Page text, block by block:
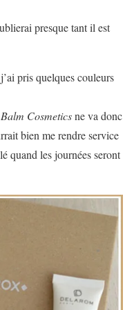
presque tant il est
pris quelques couleurs
Cosmeticsne va donc
bien me rendre service
quand les journées seront